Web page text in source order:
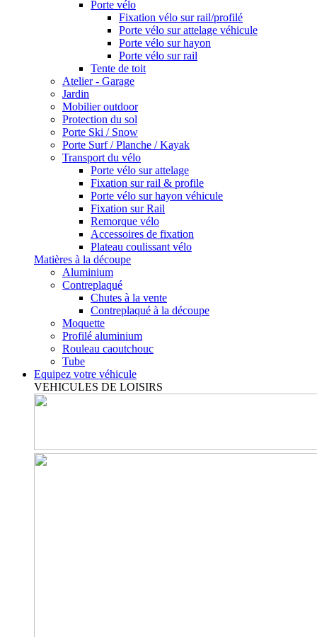
Porte vélo
Fixation vélo sur rail/profilé
Porte vélo sur attelage véhicule
Porte vélo sur hayon
Porte vélo sur rail
Tente de toit
Atelier - Garage
Jardin
Mobilier outdoor
Protection du sol
Porte Ski / Snow
Porte Surf / Planche / Kayak
Transport du vélo
Porte vélo sur attelage
Fixation sur rail & profile
Porte vélo sur hayon véhicule
Fixation sur Rail
Remorque vélo
Accessoires de fixation
Plateau coulissant vélo
Matières à la découpe
Aluminium
Contreplaqué
Chutes à la vente
Contreplaqué à la découpe
Moquette
Profilé aluminium
Rouleau caoutchouc
Tube
Equipez votre véhicule
VEHICULES DE LOISIRS